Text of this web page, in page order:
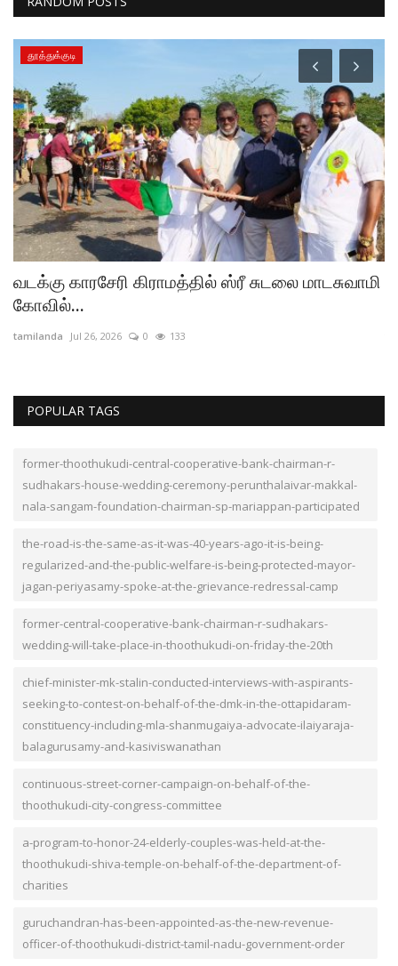
தூத்துக்குடி
வடக்கு காரசேரி கிராமத்தில் ஸ்ரீ சுடலை மாடசுவாமி
கோவில்...
tamilanda Jul 26, 2026 0 133
POPULAR TAGS
former-thoothukudi-central-cooperative-bank-chairman-r-
sudhakars-house-wedding-ceremony-perunthalaivar-makkal-
nala-sangam-foundation-chairman-sp-mariappan-participated
the-road-is-the-same-as-it-was-40-years-ago-it-is-being-
regularized-and-the-public-welfare-is-being-protected-mayor-
jagan-periyasamy-spoke-at-the-grievance-redressal-camp
former-central-cooperative-bank-chairman-r-sudhakars-
wedding-will-take-place-in-thoothukudi-on-friday-the-20th
chief-minister-mk-stalin-conducted-interviews-with-aspirants-
seeking-to-contest-on-behalf-of-the-dmk-in-the-ottapidaram-
constituency-including-mla-shanmugaiya-advocate-ilaiyaraja-
balagurusamy-and-kasiviswanathan
continuous-street-corner-campaign-on-behalf-of-the-
thoothukudi-city-congress-committee
a-program-to-honor-24-elderly-couples-was-held-at-the-
thoothukudi-shiva-temple-on-behalf-of-the-department-of-
charities
guruchandran-has-been-appointed-as-the-new-revenue-
officer-of-thoothukudi-district-tamil-nadu-government-order